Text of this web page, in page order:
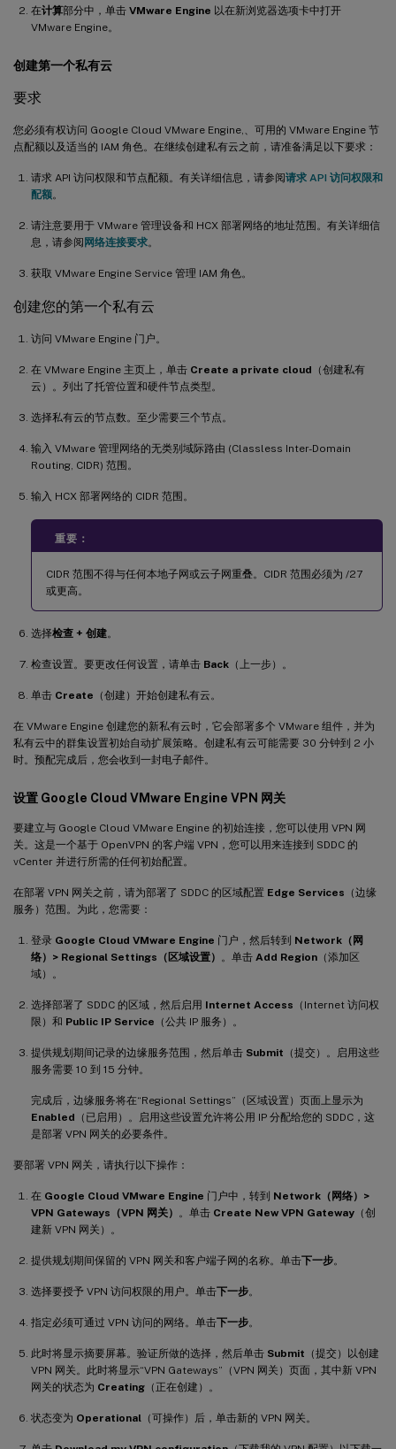
在计算部分中，单击 VMware Engine 以在新浏览器选项卡中打开
VMware Engine。
创建第一个私有云
要求
您必须有权访问 Google Cloud VMware Engine,、可用的 VMware Engine 节
点配额以及适当的 IAM 角色。在继续创建私有云之前，请准备满足以下要求：
请求 API 访问权限和节点配额。有关详细信息，请参阅请求 API 访问权限和
配额。
请注意要用于 VMware 管理设备和 HCX 部署网络的地址范围。有关详细信
息，请参阅网络连接要求。
获取 VMware Engine Service 管理 IAM 角色。
创建您的第一个私有云
访问 VMware Engine 门户。
在 VMware Engine 主页上，单击 Create a private cloud （创建私有
云）。列出了托管位置和硬件节点类型。
选择私有云的节点数。至少需要三个节点。
输入 VMware 管理网络的无类别域际路由 (Classless Inter-Domain
Routing, CIDR) 范围。
输入 HCX 部署网络的 CIDR 范围。
重要：
CIDR 范围不得与任何本地子网或云子网重叠。CIDR 范围必须为 /27
或更高。
选择检查 + 创建。
检查设置。要更改任何设置，请单击 Back （上一步）。
单击 Create （创建）开始创建私有云。
在 VMware Engine 创建您的新私有云时，它会部署多个 VMware 组件，并为
私有云中的群集设置初始自动扩展策略。创建私有云可能需要 30 分钟到 2 小
时。预配完成后，您会收到一封电子邮件。
设置 Google Cloud VMware Engine VPN 网关
要建立与 Google Cloud VMware Engine 的初始连接，您可以使用 VPN 网
关。这是一个基于 OpenVPN 的客户端 VPN，您可以用来连接到 SDDC 的
vCenter 并进行所需的任何初始配置。
在部署 VPN 网关之前，请为部署了 SDDC 的区域配置 Edge Services （边缘
服务）范围。为此，您需要：
登录 Google Cloud VMware Engine 门户，然后转到 Network（网
络）> Regional Settings（区域设置）
。单击 Add Region （添加区
域）。
选择部署了 SDDC 的区域，然后启用 Internet Access （Internet 访问权
限）和 Public IP Service （公共 IP 服务）。
提供规划期间记录的边缘服务范围，然后单击 Submit （提交）。启用这些
服务需要 10 到 15 分钟。
完成后，边缘服务将在“Regional Settings”（区域设置）页面上显示为
Enabled （已启用）。启用这些设置允许将公用 IP 分配给您的 SDDC，这
是部署 VPN 网关的必要条件。
要部署 VPN 网关，请执行以下操作：
在 Google Cloud VMware Engine 门户中，转到 Network（网络）>
VPN Gateways（VPN 网关）
。单击 Create New VPN Gateway （创
建新 VPN 网关）。
提供规划期间保留的 VPN 网关和客户端子网的名称。单击下一步。
选择要授予 VPN 访问权限的用户。单击下一步。
指定必须可通过 VPN 访问的网络。单击下一步。
此时将显示摘要屏幕。验证所做的选择，然后单击 Submit （提交）以创建
VPN 网关。此时将显示“VPN Gateways”（VPN 网关）页面，其中新 VPN
网关的状态为 Creating （正在创建）。
状态变为 Operational （可操作）后，单击新的 VPN 网关。